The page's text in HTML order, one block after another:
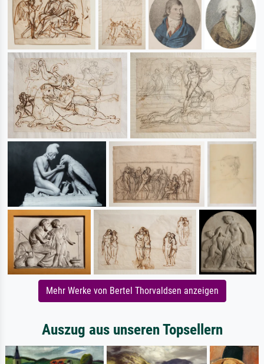
Mehr Werke von Bertel Thorvaldsen anzeigen
Auszug aus unseren Topsellern